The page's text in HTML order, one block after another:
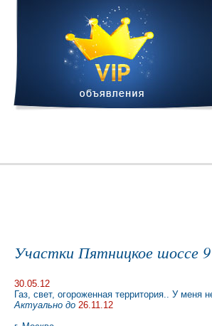
Участки Пятницкое шоссе
30.05.12
Газ, свет, огороженная территория.. У меня
Актуально до 26.11.12